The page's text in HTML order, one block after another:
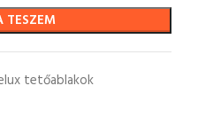
TESZEM
tetőablakok